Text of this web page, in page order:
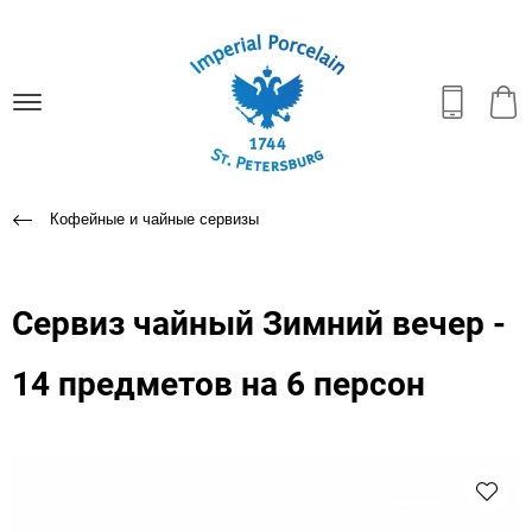
Кофейные и чайные сервизы
Сервиз чайный Зимний вечер -
14 предметов на 6 персон